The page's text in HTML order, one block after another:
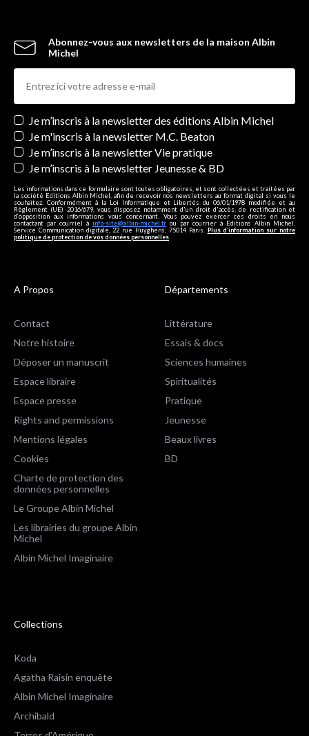
Abonnez-vous aux newsletters de la maison Albin
Michel
Newsletters
Je m’inscris à la newsletter des éditions Albin Michel
Je m'inscris à la newsletter M.C. Beaton
Je m’inscris à la newsletter Vie pratique
Je m’inscris à la newsletter Jeunesse & BD
Les informations dans ce formulaire sont toutes obligatoires, et sont collectées et traitées par
la société Editions Albin Michel, afin de recevoir nos newsletters au format digital si vous le
souhaitez. Conformément à la Loi Informatique et Libertés du 06/01/1978 modifiée et au
Règlement (UE) 2016/679, vous disposez notamment d'un droit d'accès, de rectification et
d’opposition aux informations vous concernant. Vous pouvez exercer ces droits en nous
contactant par courriel à info-site@albin-michel.fr ou par courrier à Editions Albin Michel,
Service Communication digitale, 22 rue Huyghens, 75014 Paris. Plus d’information sur notre
politique de protection de vos données personnelles
A Propos
Contact
Notre histoire
Déposer un manuscrit
Espace libraire
Espace presse
Rights and permissions
Mentions légales
Cookies
Charte de protection des
données personnelles
Le Groupe Albin Michel
Les librairies du groupe Albin
Michel
Albin Michel Imaginaire
Départements
Littérature
Essais & docs
Sciences humaines
Spiritualités
Pratique
Jeunesse
Beaux livres
BD
Collections
Koda
Agatha Raisin enquête
Albin Michel Imaginaire
Archibald